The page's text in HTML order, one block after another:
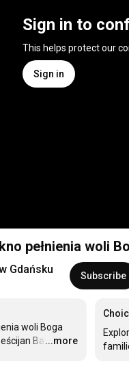
Sign in to
This helps protect our
Sign in
pełnienia woli
Gdańsku Subscribe
woli Boga
Ba …
...more